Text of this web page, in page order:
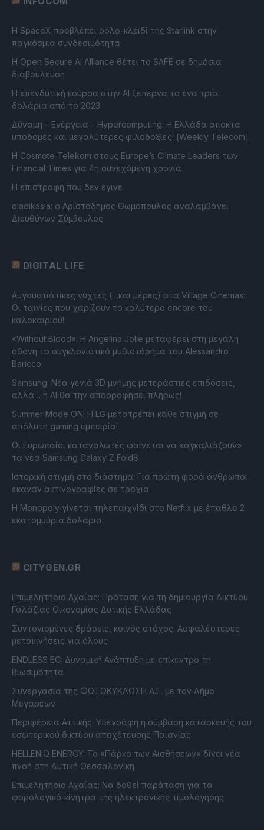
Η SpaceX προβλέπει ρόλο-κλειδί της Starlink στην
παγκόσμια συνδεσιμότητα
Η Open Secure AI Alliance θέτει το SAFE σε δημόσια
διαβούλευση
Η επενδυτική κούρσα στην AI ξεπερνά το ένα τρισ.
δολάρια από το 2023
Δύναμη – Ενέργεια – Ηypercomputing: Η Ελλάδα αποκτά
υποδομές και μεγαλύτερες φιλοδοξίες! [Weekly Telecom]
Η Cosmote Telekom στους Europe’s Climate Leaders των
Financial Times για 4η συνεχόμενη χρονιά
Η επιστροφή που δεν έγινε
diadikasia: ο Αριστόδημος Θωμόπουλος αναλαμβάνει
Διευθύνων Σύμβουλος
DIGITAL LIFE
Αυγουστιάτικες νύχτες (…και μέρες) στα Village Cinemas:
Οι ταινίες που χαρίζουν το καλύτερο encore του
καλοκαιριού!
«Without Blood»: Η Angelina Jolie μεταφέρει στη μεγάλη
οθόνη το συγκλονιστικό μυθιστόρημα του Alessandro
Baricco
Samsung: Νέα γενιά 3D μνήμης μετεράστιες επιδόσεις,
αλλά… η AI θα την απορροφήσει πλήρως!
Summer Mode ON! Η LG μετατρέπει κάθε στιγμή σε
απόλυτη gaming εμπειρία!
Οι Ευρωπαίοι καταναλωτές φαίνεται να «αγκαλιάζουν»
τα νέα Samsung Galaxy Z Fold8
Ιστορική στιγμή στο διάστημα: Για πρώτη φορά άνθρωποι
έκαναν ακτινογραφίες σε τροχιά
Η Monopoly γίνεται τηλεπαιχνίδι στο Netflix με έπαθλο 2
εκατομμύρια δολάρια
CITYGEN.GR
Επιμελητήριο Αχαΐας: Πρόταση για τη δημιουργία Δικτύου
Γαλάζιας Οικονομίας Δυτικής Ελλάδας
Συντονισμένες δράσεις, κοινός στόχος: Ασφαλέστερες
μετακινήσεις για όλους
ENDLESS EC: Δυναμική Ανάπτυξη με επίκεντρο τη
Βιωσιμότητα
Συνεργασία της ΦΩΤΟΚΥΚΛΩΣΗ Α.Ε. με τον Δήμο
Μεγαρέων
Περιφέρεια Αττικής: Υπεγράφη η σύμβαση κατασκευής του
εσωτερικού δικτύου αποχέτευσης Παιανίας
HELLENiQ ENERGY: Το «Πάρκο των Αισθήσεων» δίνει νέα
πνοή στη Δυτική Θεσσαλονίκη
Επιμελητήριο Αχαΐας: Να δοθεί παράταση για τα
φορολογικά κίνητρα της ηλεκτρονικής τιμολόγησης